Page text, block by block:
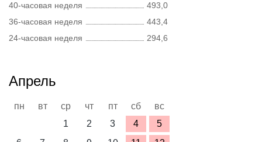
40-часовая неделя
493,0
36-часовая неделя
443,4
24-часовая неделя
294,6
Апрель
пн вт ср чт пт сб
вс
1
2 3 4
5